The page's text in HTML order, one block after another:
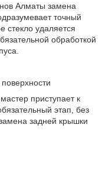
Алматы замена
точный
стекло удаляется
обработкой
приступает к
этап, без
задней крышки